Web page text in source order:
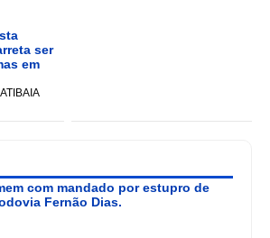
ser
em
com mandado por estupro de
Fernão Dias.